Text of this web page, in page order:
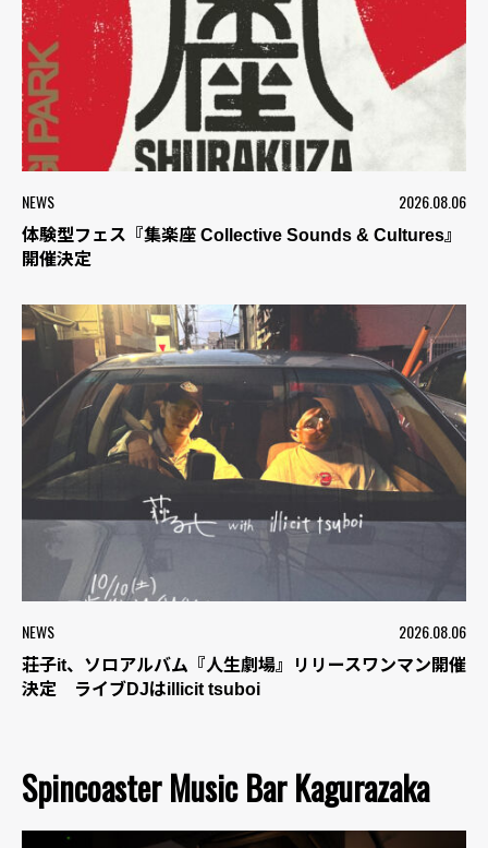
NEWS 2026.08.06
体験型フェス『集楽座 Collective Sounds & Cultures』
開催決定
NEWS 2026.08.06
荘子it、ソロアルバム『人生劇場』リリースワンマン開催
決定 ライブDJはillicit tsuboi
Spincoaster Music Bar Kagurazaka